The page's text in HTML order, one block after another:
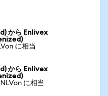
から Enlivex
に相当
から Enlivex
に相当